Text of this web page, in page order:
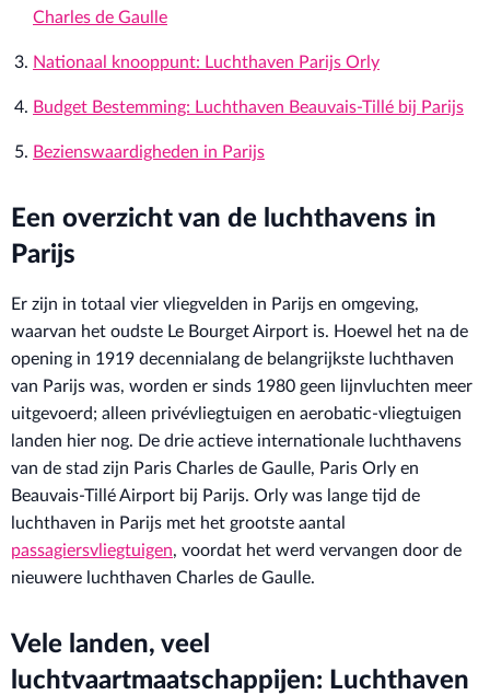
Charles de Gaulle
Nationaal knooppunt: Luchthaven Parijs Orly
Budget Bestemming: Luchthaven Beauvais-Tillé bij Parijs
Bezienswaardigheden in Parijs
Een overzicht van de luchthavens in
Parijs
Er zijn in totaal vier vliegvelden in Parijs en omgeving,
waarvan het oudste Le Bourget Airport is. Hoewel het na de
opening in 1919 decennialang de belangrijkste luchthaven
van Parijs was, worden er sinds 1980 geen lijnvluchten meer
uitgevoerd; alleen privévliegtuigen en aerobatic-vliegtuigen
landen hier nog. De drie actieve internationale luchthavens
van de stad zijn Paris Charles de Gaulle, Paris Orly en
Beauvais-Tillé Airport bij Parijs. Orly was lange tijd de
luchthaven in Parijs met het grootste aantal
passagiersvliegtuigen, voordat het werd vervangen door de
nieuwere luchthaven Charles de Gaulle.
Vele landen, veel
luchtvaartmaatschappijen: Luchthaven